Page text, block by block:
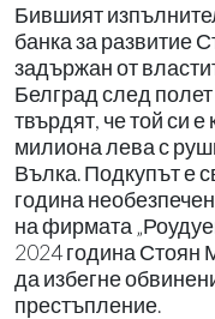
Бившият
банка за развитие
задържан от
Белград след
твърдят, че той си
милиона лева с
Вълка. Подкупът е
година
на фирмата
2024 година Стоян
да избегне
престъпление.